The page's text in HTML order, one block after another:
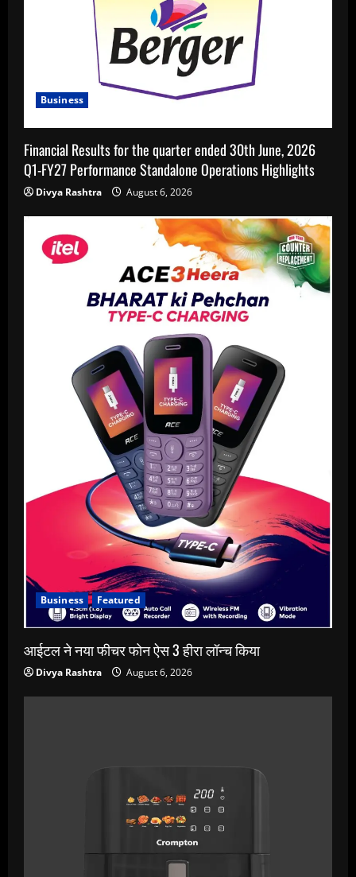
Business
Financial Results for the quarter ended 30th June, 2026
Q1-FY27 Performance Standalone Operations Highlights
Divya Rashtra August 6, 2026
Business Featured
आईटल ने नया फीचर फोन ऐस 3 हीरा लॉन्च किया
Divya Rashtra August 6, 2026